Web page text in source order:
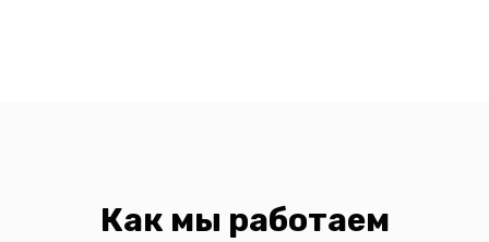
Как мы работаем